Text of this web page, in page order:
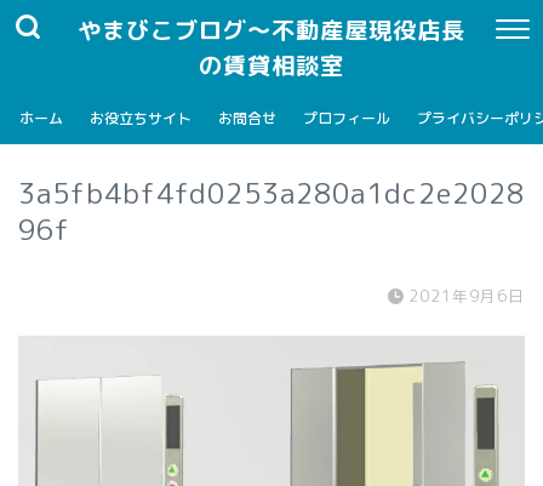
やまびこブログ～不動産屋現役店長
の賃貸相談室
ホーム お役立ちサイト お問合せ プロフィール プライバシーポリ
3a5fb4bf4fd0253a280a1dc2e2028
96f
2021年9月6日